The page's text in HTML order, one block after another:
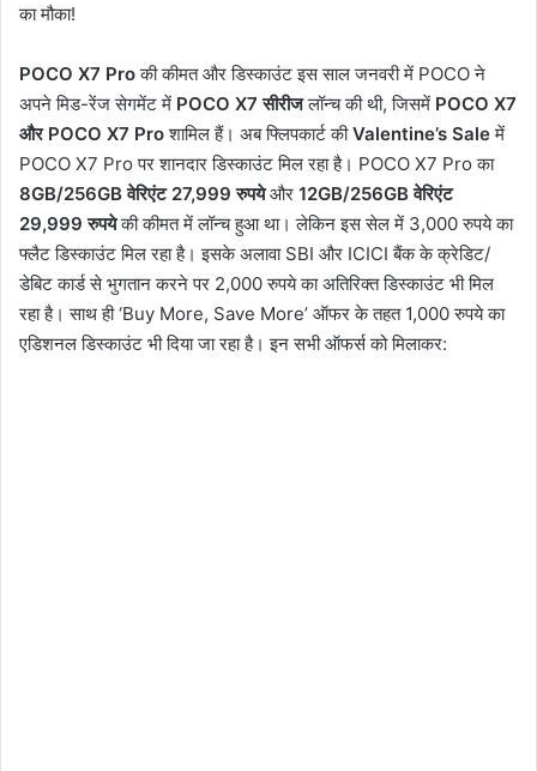
का मौका!
POCO X7 Proकी कीमत और डिस्काउंट इस साल जनवरी में POCO ने
अपने मिड-रेंज सेगमेंट में POCO X7 सीरीजलॉन्च की थी, जिसमें POCO X7
और POCO X7 Proशामिल हैं। अब फ्लिपकार्ट कीValentine’s Saleमें
POCO X7 Pro पर शानदार डिस्काउंट मिल रहा है। POCO X7 Pro का
8GB/256GB वेरिएंट 27,999 रुपयेऔर 12GB/256GB वेरिएंट
29,999 रुपयेकी कीमत में लॉन्च हुआ था। लेकिन इस सेल में 3,000 रुपये का
फ्लैट डिस्काउंट मिल रहा है। इसके अलावा SBI और ICICI बैंक के क्रेडिट/
डेबिट कार्ड से भुगतान करने पर 2,000 रुपये का अतिरिक्त डिस्काउंट भी मिल
रहा है। साथ ही ‘Buy More, Save More’ ऑफर के तहत 1,000 रुपये का
एडिशनल डिस्काउंट भी दिया जा रहा है। इन सभी ऑफर्स को मिलाकर: